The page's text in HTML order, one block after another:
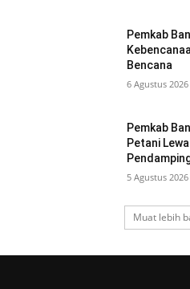
Pemkab
Bencana
6 Agustus 2026
Pemkab
Petani
5 Agustus 2026
Muat lebih